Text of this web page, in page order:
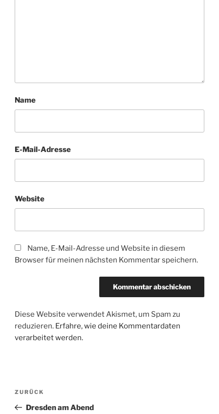
Name
E-Mail-Adresse
Website
Name, E-Mail-Adresse und Website in diesem
Browser für meinen nächsten Kommentar speichern.
Diese Website verwendet Akismet, um Spam zu
reduzieren. Erfahre, wie deine Kommentardaten
verarbeitet werden.
Beitragsnavigation
Vorheriger
Beitrag
ZURÜCK
Dresden am Abend